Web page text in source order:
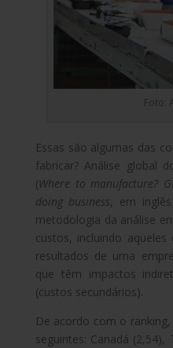
Foto:
Essas são algumas das
fabricar? Análise global
(Where to manufacture?
doing business, em
metodologia da análise
custos, incluindo
resultados de uma
que têm impactos
(custos secundários).
De acordo com o
seguintes: Canadá